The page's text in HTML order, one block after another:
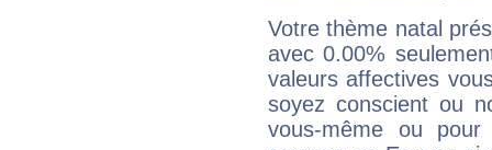
Votre thème natal
avec 0.00%
valeurs affectives
soyez conscient ou
vous-même ou